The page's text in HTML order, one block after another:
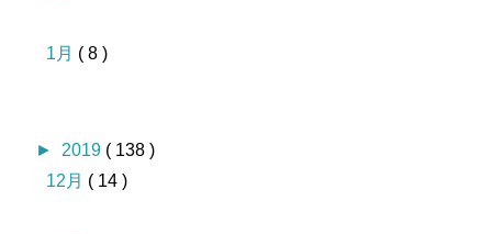
1月 ( 8 )
► 2019 ( 138 )
12月 ( 14 )